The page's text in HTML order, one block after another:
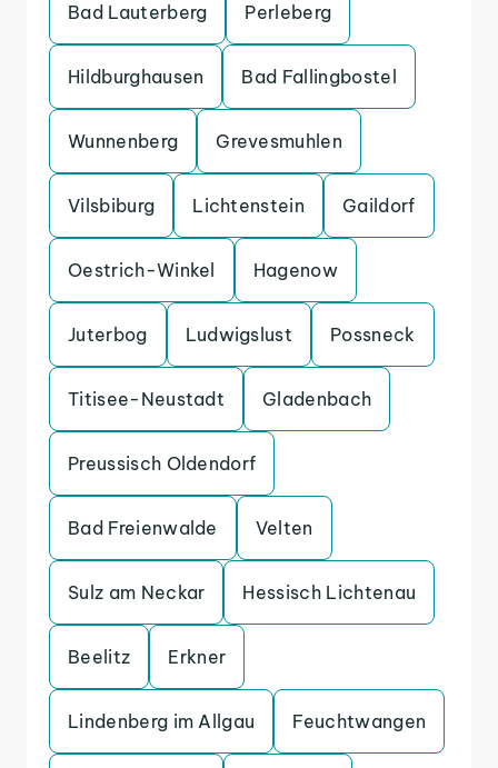
Bad Lauterberg Perleberg
Hildburghausen Bad Fallingbostel
Wunnenberg Grevesmuhlen
Vilsbiburg Lichtenstein Gaildorf
Oestrich-Winkel Hagenow
Juterbog Ludwigslust Possneck
Titisee-Neustadt Gladenbach
Preussisch Oldendorf
Bad Freienwalde Velten
Sulz am Neckar Hessisch Lichtenau
Beelitz Erkner
Lindenberg im Allgau Feuchtwangen